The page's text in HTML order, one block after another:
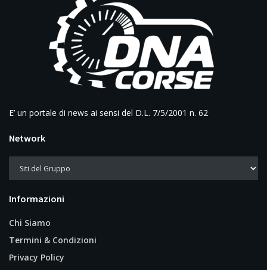
E’ un portale di news ai sensi del D.L. 7/5/2001 n. 62
Network
Informazioni
Chi Siamo
Termini & Condizioni
Privacy Policy